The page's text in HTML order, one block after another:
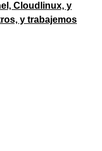
Cloudlinux, y
y trabajemos